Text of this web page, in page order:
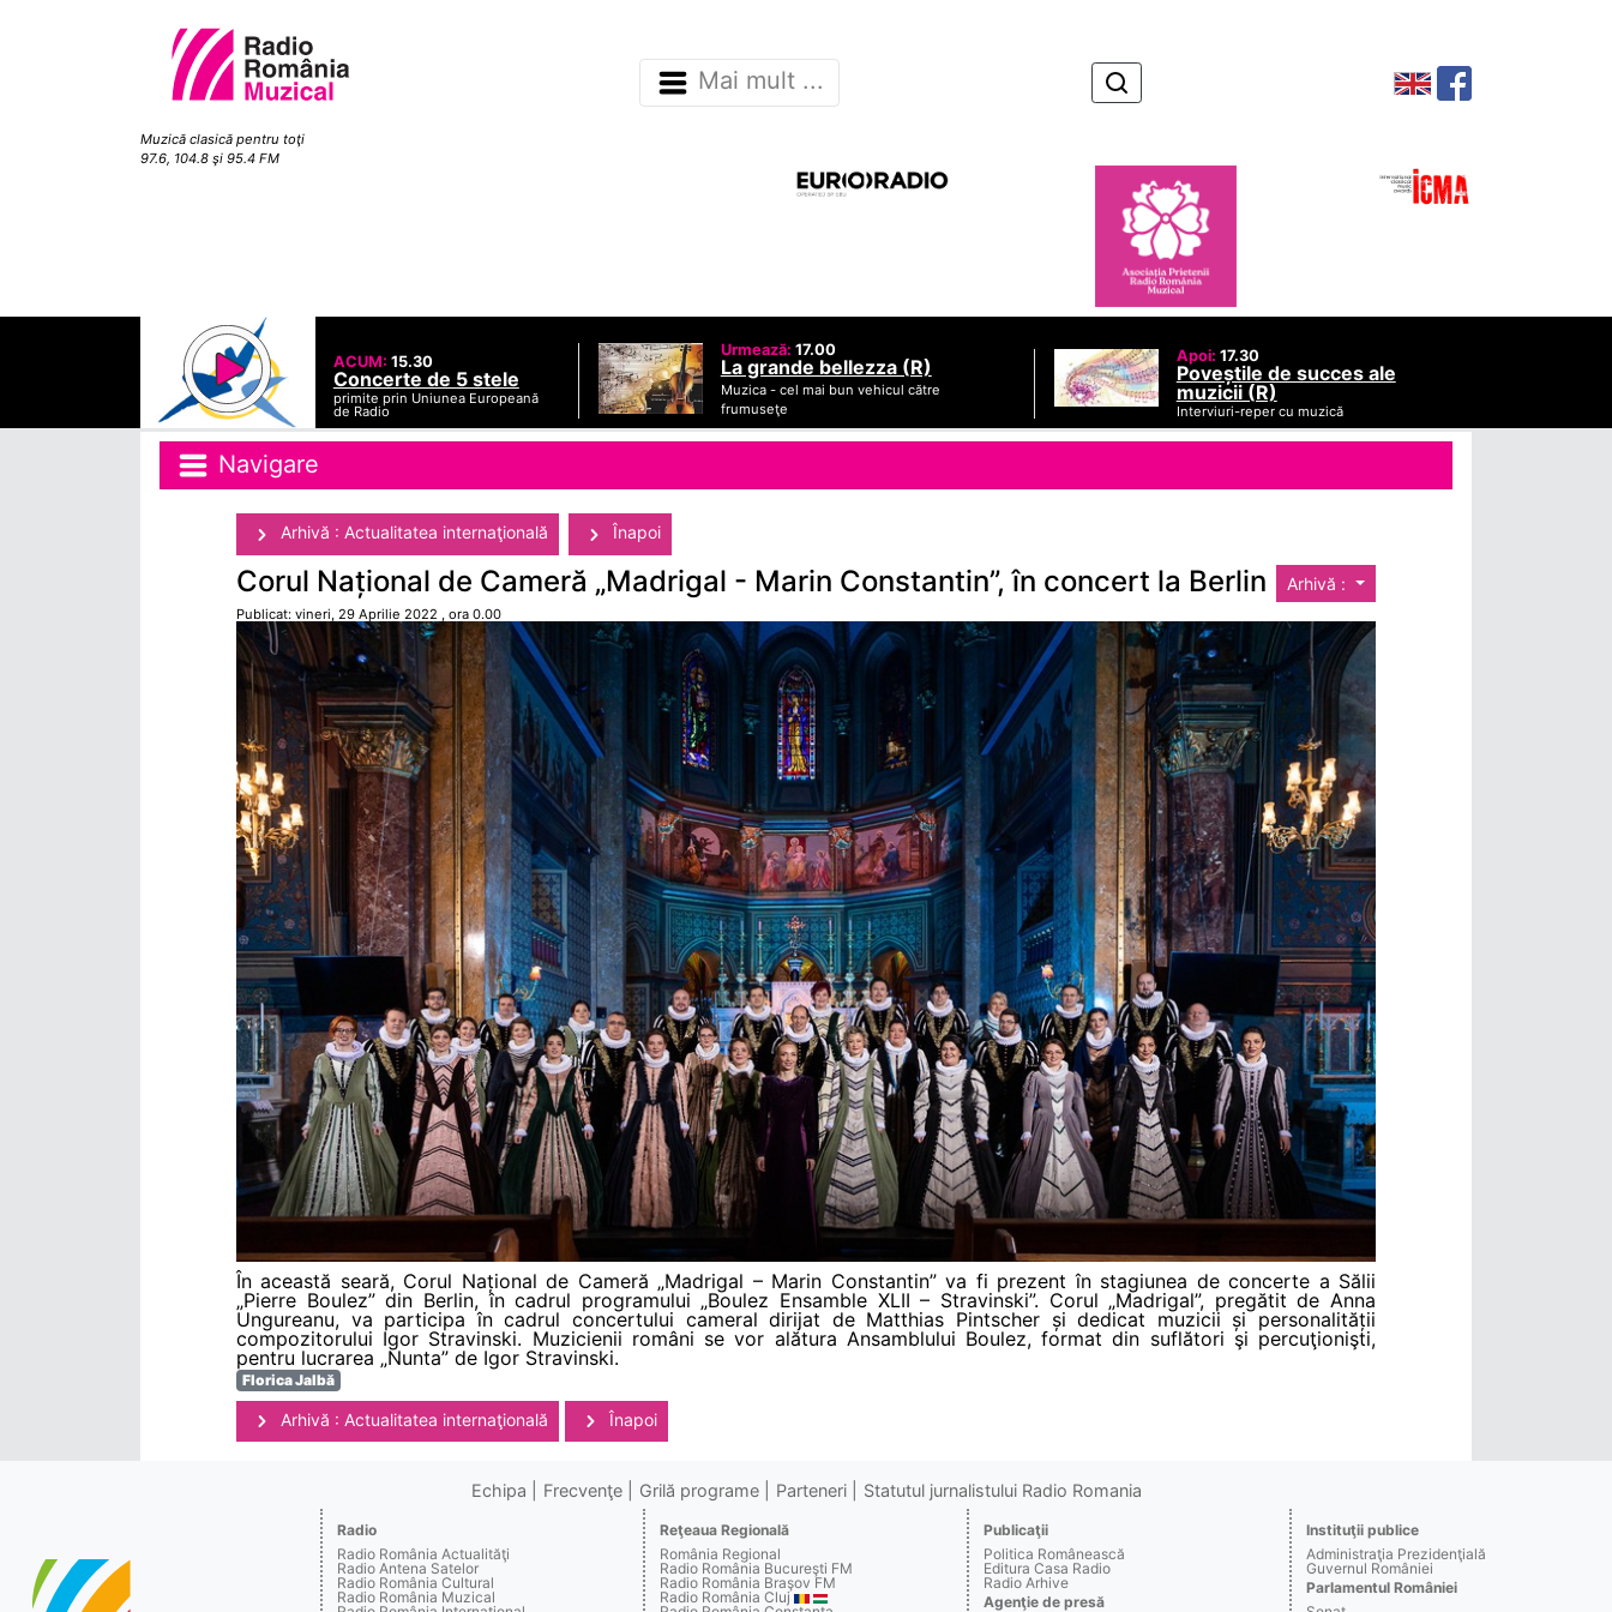
Muzică clasică pentru toţi
97.6, 104.8 şi 95.4 FM
Mai mult ...
ACUM: 15.30
Concerte de 5 stele
primite prin Uniunea Europeană
de Radio
Urmează: 17.00
La grande bellezza (R)
Muzica - cel mai bun vehicul către
frumuseţe
Apoi: 17.30
Poveștile de succes ale
muzicii (R)
Interviuri-reper cu muzică
Navigare
Arhivă : Actualitatea internaţională Înapoi
Arhivă :
Corul Național de Cameră „Madrigal - Marin Constantin”, în concert la Berlin
Publicat: vineri, 29 Aprilie 2022 , ora 0.00
În această seară, Corul Național de Cameră „Madrigal – Marin Constantin” va fi prezent în stagiunea de concerte a Sălii
„Pierre Boulez” din Berlin, în cadrul programului „Boulez Ensamble XLII – Stravinski”. Corul „Madrigal”, pregătit de Anna
Ungureanu, va participa în cadrul concertului cameral dirijat de Matthias Pintscher și dedicat muzicii și personalității
compozitorului Igor Stravinski. Muzicienii români se vor alătura Ansamblului Boulez, format din suflători şi percuţionişti,
pentru lucrarea „Nunta” de Igor Stravinski.
Florica Jalbă
Arhivă : Actualitatea internaţională Înapoi
Echipa Frecvenţe Grilă programe Parteneri Statutul jurnalistului Radio Romania
Radio
Radio România Actualităţi
Radio Antena Satelor
Radio România Cultural
Radio România Muzical
Reţeaua Regională
România Regional
Radio România Bucureşti FM
Radio România Braşov FM
Radio România Cluj
Publicaţii
Politica Românească
Editura Casa Radio
Radio Arhive
Agenţie de presă
Instituţii publice
Administraţia Prezidenţială
Guvernul României
Parlamentul României